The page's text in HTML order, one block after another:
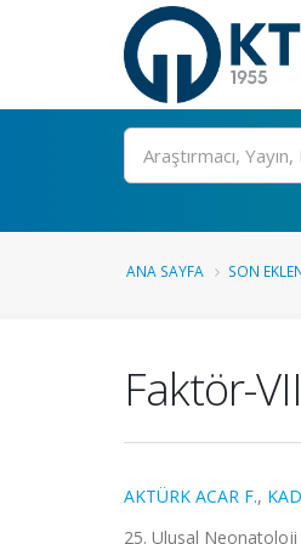
Ara
ANA SAYFA SON
Faktör-
AKTÜRK ACAR F.,
25. Ulusal